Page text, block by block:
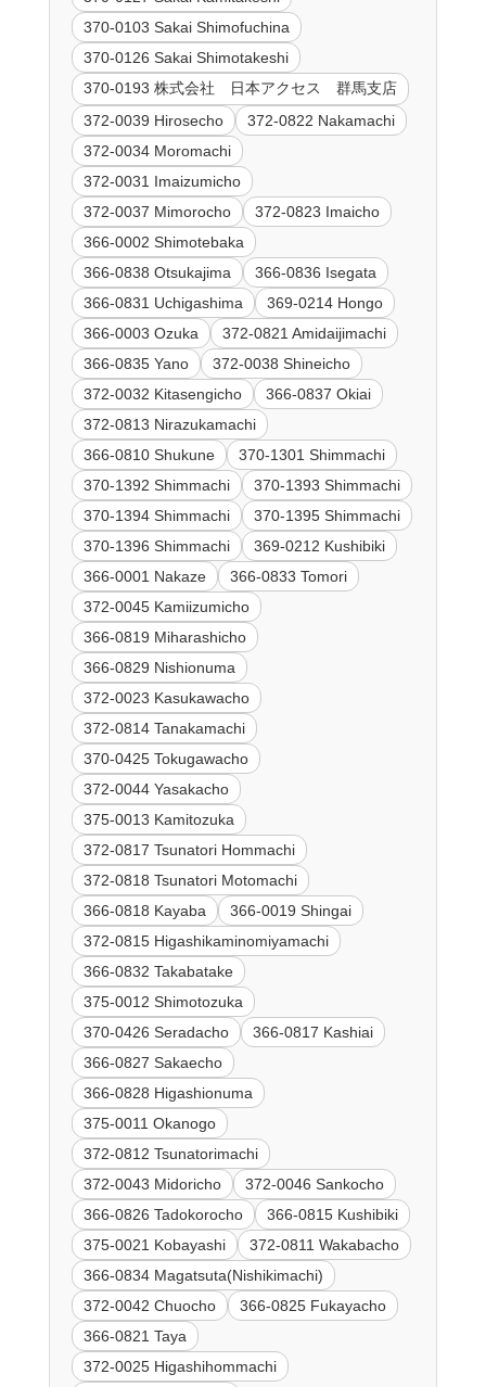
370-0103 Sakai Shimofuchina
370-0126 Sakai Shimotakeshi
370-0193 株式会社 日本アクセス 群馬支店
372-0039 Hirosecho
372-0822 Nakamachi
372-0034 Moromachi
372-0031 Imaizumicho
372-0037 Mimorocho
372-0823 Imaicho
366-0002 Shimotebaka
366-0838 Otsukajima
366-0836 Isegata
366-0831 Uchigashima
369-0214 Hongo
366-0003 Ozuka
372-0821 Amidaijimachi
366-0835 Yano
372-0038 Shineicho
372-0032 Kitasengicho
366-0837 Okiai
372-0813 Nirazukamachi
366-0810 Shukune
370-1301 Shimmachi
370-1392 Shimmachi
370-1393 Shimmachi
370-1394 Shimmachi
370-1395 Shimmachi
370-1396 Shimmachi
369-0212 Kushibiki
366-0001 Nakaze
366-0833 Tomori
372-0045 Kamiizumicho
366-0819 Miharashicho
366-0829 Nishionuma
372-0023 Kasukawacho
372-0814 Tanakamachi
370-0425 Tokugawacho
372-0044 Yasakacho
375-0013 Kamitozuka
372-0817 Tsunatori Hommachi
372-0818 Tsunatori Motomachi
366-0818 Kayaba
366-0019 Shingai
372-0815 Higashikaminomiyamachi
366-0832 Takabatake
375-0012 Shimotozuka
370-0426 Seradacho
366-0817 Kashiai
366-0827 Sakaecho
366-0828 Higashionuma
375-0011 Okanogo
372-0812 Tsunatorimachi
372-0043 Midoricho
372-0046 Sankocho
366-0826 Tadokorocho
366-0815 Kushibiki
375-0021 Kobayashi
372-0811 Wakabacho
366-0834 Magatsuta(Nishikimachi)
372-0042 Chuocho
366-0825 Fukayacho
366-0821 Taya
372-0025 Higashihommachi